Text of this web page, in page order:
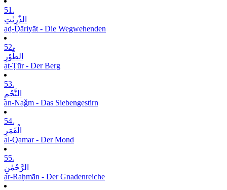
51.
الذّٰرِیٰتِ
aḏ-Ḏāriyāt - Die Wegwehenden
52.
الطُّوْرِ
aṭ-Ṭūr - Der Berg
53.
النَّجْمِ
an-Naǧm - Das Siebengestirn
54.
الْقَمَرِ
al-Qamar - Der Mond
55.
الرَّحْمٰنِ
ar-Raḥmān - Der Gnadenreiche